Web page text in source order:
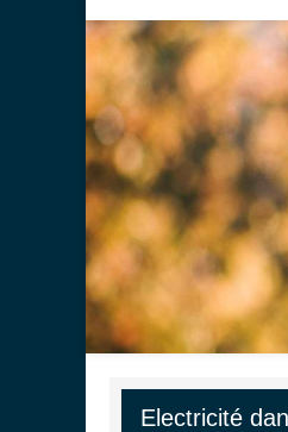
Electricité